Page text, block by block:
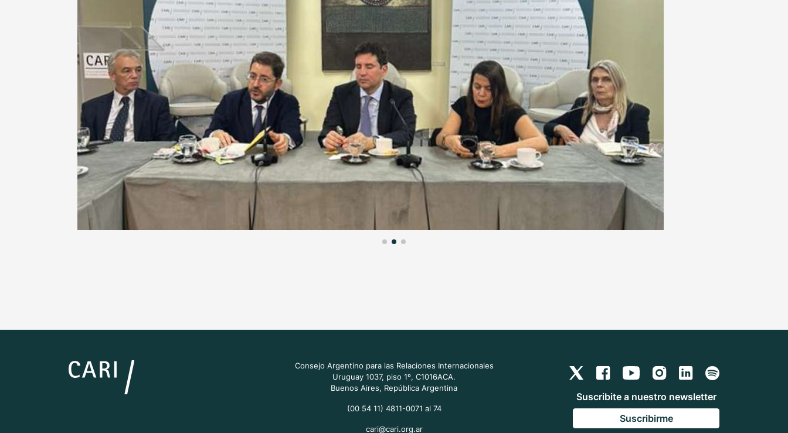
Consejo Argentino para las Relaciones Internacionales
Uruguay 1037, piso 1º, C1016ACA.
Buenos Aires, República Argentina
(00 54 11) 4811-0071 al 74
cari@cari.org.ar
Suscribite a nuestro newsletter
Suscribirme